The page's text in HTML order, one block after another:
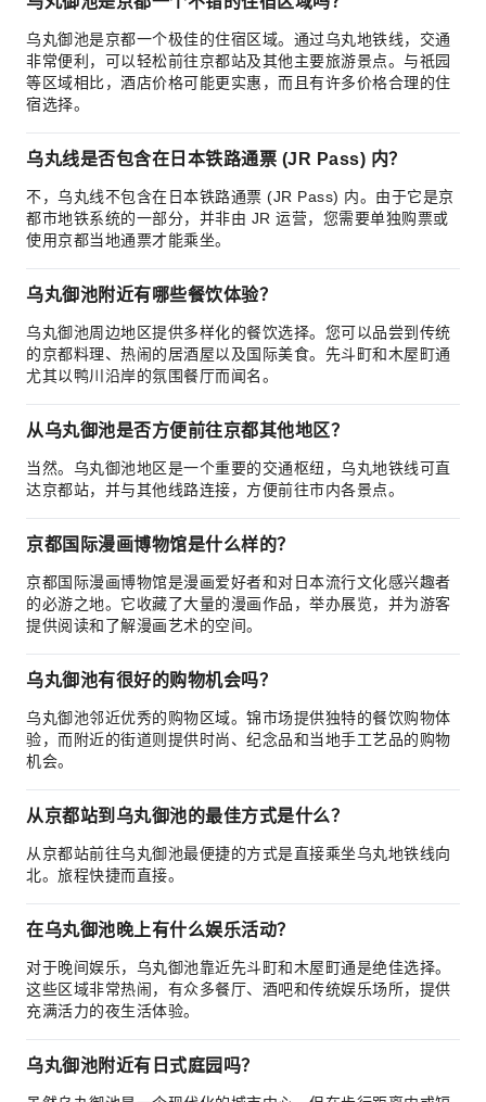
乌丸御池是京都一个极佳的住宿区域。通过乌丸地铁线，交通
非常便利，可以轻松前往京都站及其他主要旅游景点。与祇园
等区域相比，酒店价格可能更实惠，而且有许多价格合理的住
宿选择。
乌丸线是否包含在日本铁路通票 (JR Pass) 内？
不，乌丸线不包含在日本铁路通票 (JR Pass) 内。由于它是京
都市地铁系统的一部分，并非由 JR 运营，您需要单独购票或
使用京都当地通票才能乘坐。
乌丸御池附近有哪些餐饮体验？
乌丸御池周边地区提供多样化的餐饮选择。您可以品尝到传统
的京都料理、热闹的居酒屋以及国际美食。先斗町和木屋町通
尤其以鸭川沿岸的氛围餐厅而闻名。
从乌丸御池是否方便前往京都其他地区？
当然。乌丸御池地区是一个重要的交通枢纽，乌丸地铁线可直
达京都站，并与其他线路连接，方便前往市内各景点。
京都国际漫画博物馆是什么样的？
京都国际漫画博物馆是漫画爱好者和对日本流行文化感兴趣者
的必游之地。它收藏了大量的漫画作品，举办展览，并为游客
提供阅读和了解漫画艺术的空间。
乌丸御池有很好的购物机会吗？
乌丸御池邻近优秀的购物区域。锦市场提供独特的餐饮购物体
验，而附近的街道则提供时尚、纪念品和当地手工艺品的购物
机会。
从京都站到乌丸御池的最佳方式是什么？
从京都站前往乌丸御池最便捷的方式是直接乘坐乌丸地铁线向
北。旅程快捷而直接。
在乌丸御池晚上有什么娱乐活动？
对于晚间娱乐，乌丸御池靠近先斗町和木屋町通是绝佳选择。
这些区域非常热闹，有众多餐厅、酒吧和传统娱乐场所，提供
充满活力的夜生活体验。
乌丸御池附近有日式庭园吗？